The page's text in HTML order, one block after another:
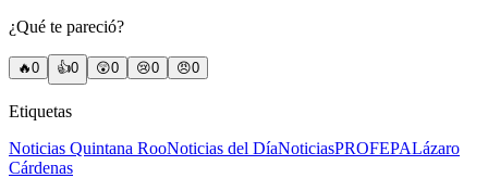
¿Qué te pareció?
🔥0 👍0 😲0 😢0 😠0
Etiquetas
Noticias Quintana RooNoticias del DíaNoticiasPROFEPALázaro
Cárdenas